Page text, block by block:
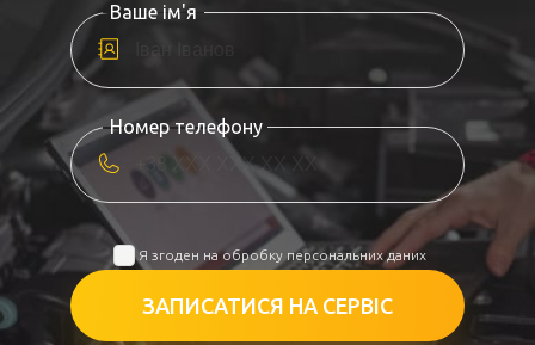
Ваше ім'я
Номер телефону
Я згоден на обробку персональних даних
ЗАПИСАТИСЯ НА СЕРВІС